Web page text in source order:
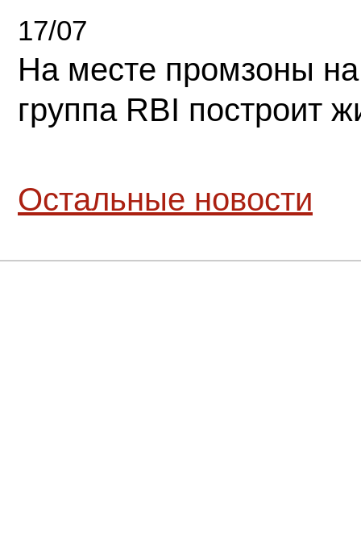
17/07
На месте промзоны
группа RBI построит
Остальные новости